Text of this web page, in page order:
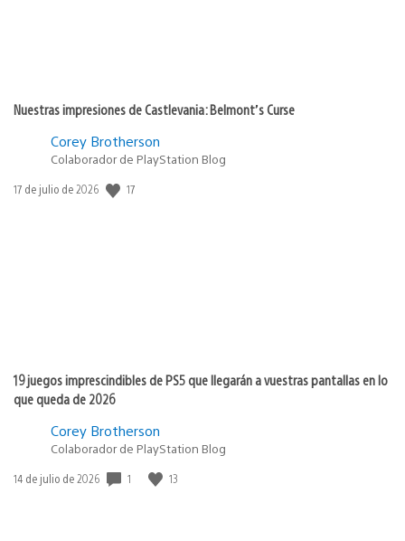
Nuestras impresiones de Castlevania: Belmont’s Curse
Corey Brotherson
Colaborador de PlayStation Blog
Fecha
17 de julio de 2026 17
19 juegos imprescindibles de PS5 que llegarán a vuestras pantallas en lo
que queda de 2026
Corey Brotherson
Colaborador de PlayStation Blog
Fecha
14 de julio de 2026 1 13